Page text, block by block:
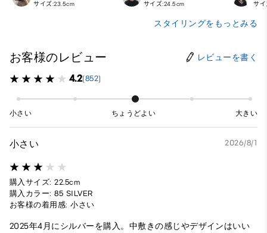
サイズ:23.5cm サイズ:24.5cm サ
スタイリングをもっとみる
お客様のレビュー レビューを書く
4.2(852)
小さい ちょうどよい 大きい
小さい 2026/8/1
購入サイズ: 22.5cm
購入カラー: 85 SILVER
お客様の着用感: 小さい
2025年4月にシルバーを購入。中敷きの感じやデザインはいい